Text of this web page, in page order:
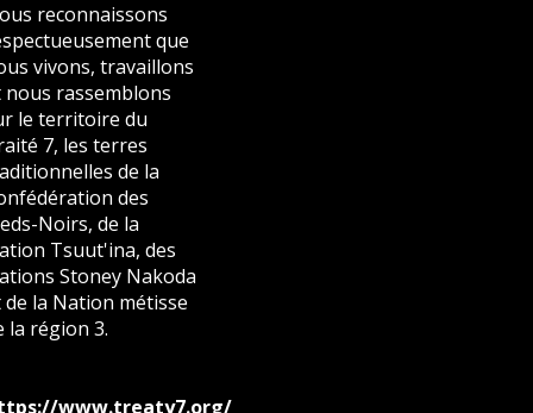
reconnaissons
que
vivons, travaillons
nous rassemblons
le territoire du
7, les terres
de la
des
Noirs, de la
Tsuut'ina, des
Stoney Nakoda
de la Nation métisse
la région 3.
www.treaty7.org/